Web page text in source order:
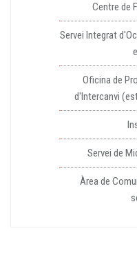
Centre de
Servei Integrat
Oficina de
d'Intercanvi
Servei de
Àrea de